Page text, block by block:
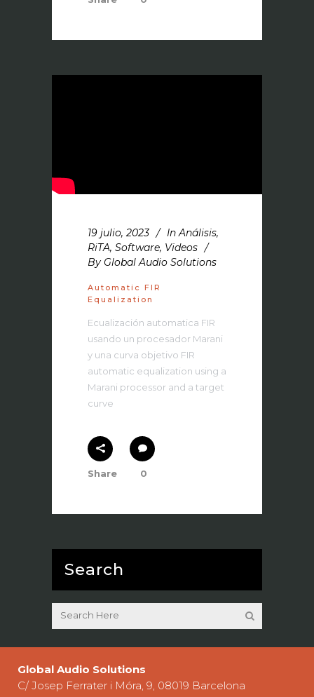
19 julio, 2023 In Análisis,
RiTA, Software, Videos
By Global Audio Solutions
Automatic FIR
Equalization
Ecualización automatica FIR
usando un procesador Marani
y una curva objetivo FIR
automatic equalization using a
Marani processor and a target
curve
Share 0
Search
Global Audio Solutions
C/ Josep Ferrater i Móra, 9, 08019 Barcelona